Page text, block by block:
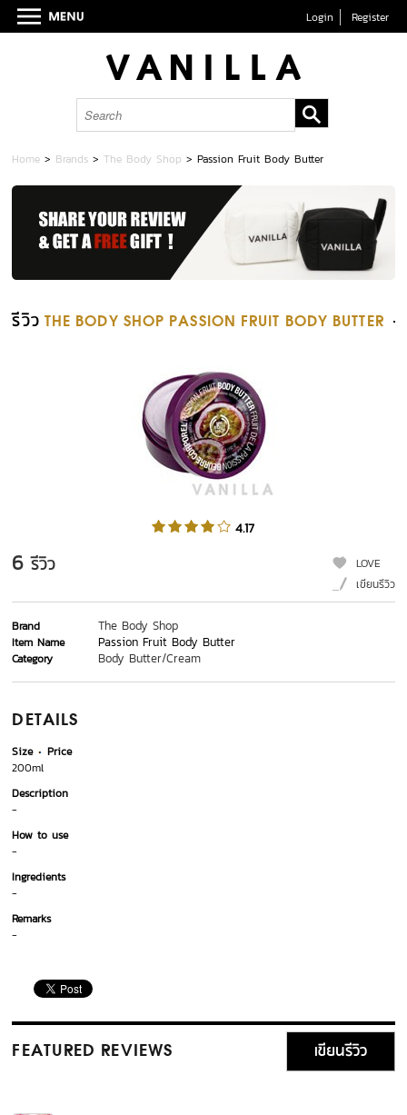
Login Register
Home > Brands >The Body Shop >Passion Fruit Body Butter
รีวิว THE BODY SHOP PASSION FRUIT BODY BUTTER
4.17
6 รีวิว
LOVE
เขียนรีวิว
Brand The Body Shop
Item Name Passion Fruit Body Butter
Category Body Butter/Cream
DETAILS
Size
Price
200ml
Description
-
How to use
-
Ingredients
-
Remarks
-
FEATURED REVIEWS เขียนรีวิว